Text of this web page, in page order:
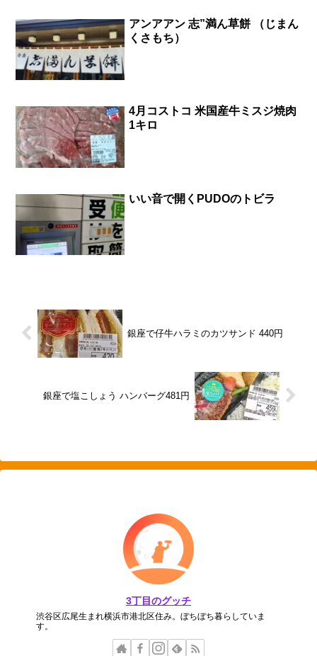
アンアアン 志”満ん草餅 （じまん
くさもち）
4月コストコ 米国産牛ミスジ焼肉
1キロ
いい音で開くPUDOのトビラ
銀座で仔牛ハラミのカツサンド 440円
銀座で塩こしょう ハンバーグ481円
3丁目のグッチ
渋谷区広尾生まれ横浜市港北区住み。ぼちぼち暮らしていま
す。